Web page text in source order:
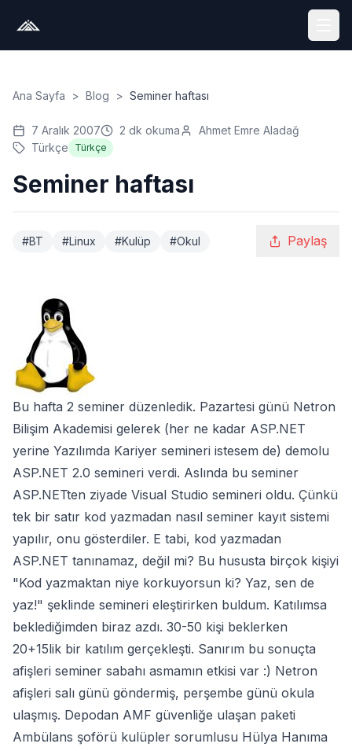
Ana Sayfa > Blog > Seminer haftası
7 Aralık 2007 2 dk okuma
Ahmet Emre Aladağ
Türkçe
Türkçe
Seminer haftası
#BT #Linux #Kulüp #Okul Paylaş
Bu hafta 2 seminer düzenledik. Pazartesi günü Netron
Bilişim Akademisi gelerek (her ne kadar ASP.NET
yerine Yazılımda Kariyer semineri istesem de) demolu
ASP.NET 2.0 semineri verdi. Aslında bu seminer
ASP.NETten ziyade Visual Studio semineri oldu. Çünkü
tek bir satır kod yazmadan nasıl seminer kayıt sistemi
yapılır, onu gösterdiler. E tabi, kod yazmadan
ASP.NET tanınamaz, değil mi? Bu hususta birçok kişiyi
"Kod yazmaktan niye korkuyorsun ki? Yaz, sen de
yaz!" şeklinde semineri eleştirirken buldum. Katılımsa
beklediğimden biraz azdı. 30-50 kişi beklerken
20+15lik bir katılım gerçekleşti. Sanırım bu sonuçta
afişleri seminer sabahı asmamın etkisi var :) Netron
afişleri salı günü göndermiş, perşembe günü okula
ulaşmış. Depodan AMF güvenliğe ulaşan paketi
Ambülans şoförü kulüpler sorumlusu Hülya Hanıma